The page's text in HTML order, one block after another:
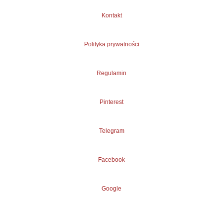
Kontakt
Polityka prywatności
Regulamin
Pinterest
Telegram
Facebook
Google